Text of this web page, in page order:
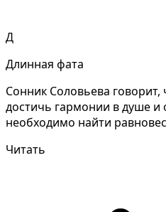
Д
Длинная фата
Сонник Соловьева
достичь гармонии в душе и
необходимо найти
Читать